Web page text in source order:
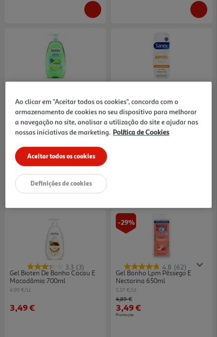
Micelar 750ml
3,49 €
Seca 600ml
9.98 €/Lt
5,99 €
3.3 (3)
Gel Bioten De Banho Cacau E
Macadâmia 700ml
4.99 €/Lt
3,49 €
-29%
4.8 (62)
Gel Banho Lpm Pêssego E
Nectarina 650ml
5.37 €/Lt
Price reduced from
4,89 €to
3,49 €
Promoção
Ao clicar em "Aceitar todos os cookies", concorda com o
armazenamento de cookies no seu dispositivo para melhorar
a navegação no site, analisar a utilização do site e ajudar nas
nossas iniciativas de marketing. Política de Cookies
Aceitar todos os cookies
Definições de cookies